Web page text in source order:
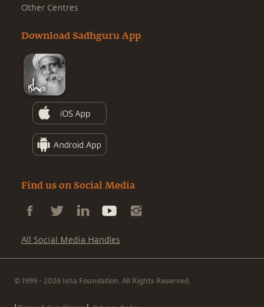
Other Centres
Download Sadhguru App
Find us on Social Media
All Social Media Handles
© 1999 - 2026 Isha Foundation. All Rights Reserved.